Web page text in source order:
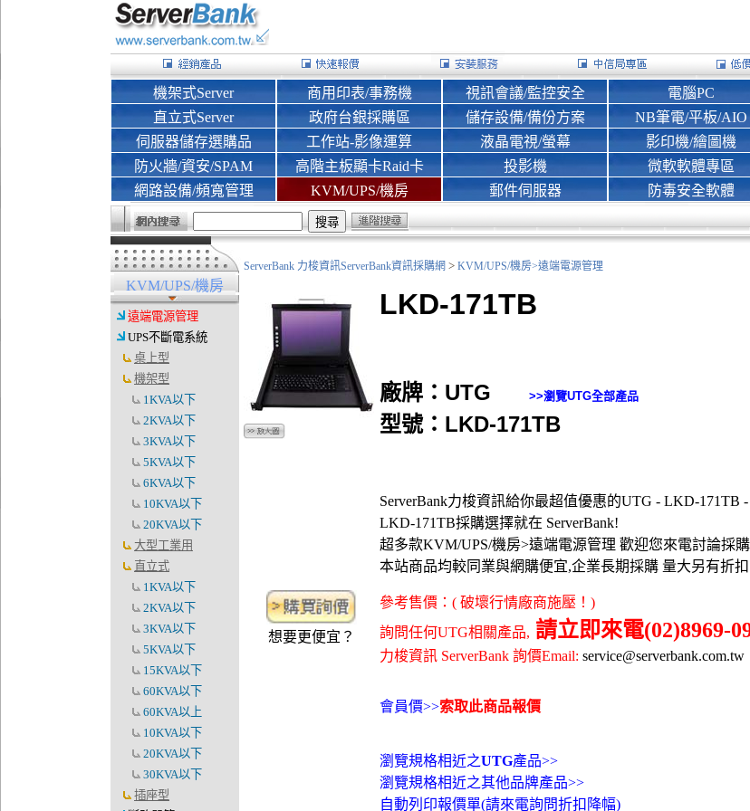
機架式Server
直立式Server
伺服器儲存選購品
防火牆/資安/SPAM
網路設備/頻寬管理
商用印表/事務機
政府台銀採購區
工作站-影像運算
高階主板顯卡Raid卡
KVM/UPS/機房
視訊會議/監控安全
儲存設備/備份方案
液晶電視/螢幕
投影機
郵件伺服器
電腦PC
NB筆電/平板/AIO
影印機/繪圖機
微軟軟體專區
防毒安全軟體
KVM/UPS/機房
遠端電源管理
UPS不斷電系統
桌上型
機架型
1KVA以下
2KVA以下
3KVA以下
5KVA以下
6KVA以下
10KVA以下
20KVA以下
大型工業用
直立式
1KVA以下
2KVA以下
3KVA以下
5KVA以下
15KVA以下
60KVA以下
60KVA以上
10KVA以下
20KVA以下
30KVA以下
插座型
ServerBank 力梭資訊ServerBank資訊採購網 > KVM/UPS/機房>遠端電源管理
LKD-171TB
廠牌：UTG >>瀏覽UTG全部產品
型號：LKD-171TB
ServerBank力梭資訊給你最超值優惠的UTG - LKD-171TB
LKD-171TB採購選擇就在 ServerBank!
超多款KVM/UPS/機房>遠端電源管理 歡迎您來電討論採
本站商品均較同業與網購便宜,企業長期採購 量大另有折
想要更便宜？
參考售價：( 破壞行情廠商施壓！)
詢問任何UTG相關產品, 請立即來電(02)8969-
力梭資訊 ServerBank 詢價Email: service@serverbank.com.tw
會員價>>索取此商品報價
瀏覽規格相近之UTG產品>>
瀏覽規格相近之其他品牌產品>>
自動列印報價單(請來電詢問折扣降幅)